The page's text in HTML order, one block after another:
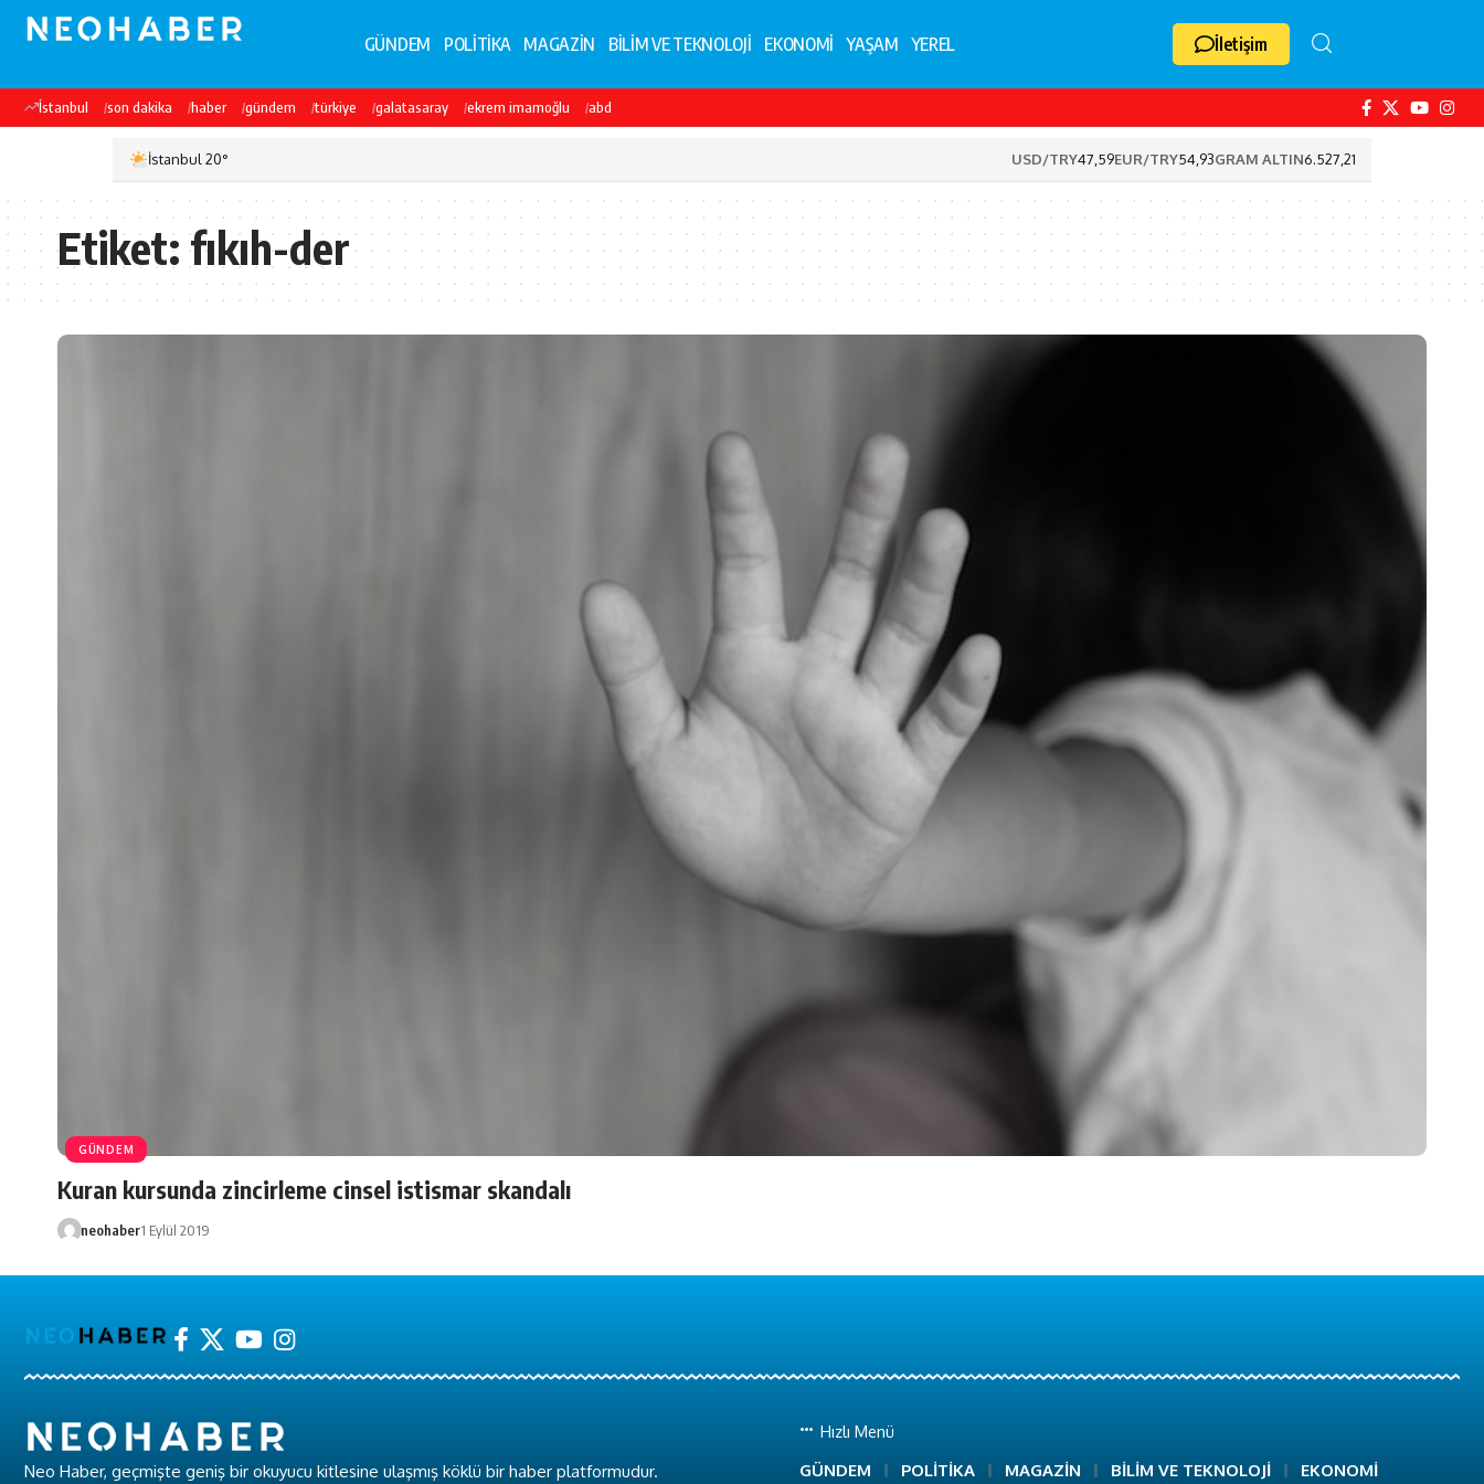
GÜNDEM POLİTİKA MAGAZİN BİLİM VE TEKNOLOJİ EKONOMİ YAŞAM YEREL İletişim
İstanbul son dakika haber gündem türkiye galatasaray ekrem imamoğlu abd
İstanbul 20° USD/TRY47,59EUR/TRY54,93GRAM ALTIN6.527,21
Etiket:fıkıh-der
GÜNDEM
Kuran kursunda zincirleme cinsel istismar skandalı
neohaber1 Eylül 2019
Neo Haber, geçmişte geniş bir okuyucu kitlesine ulaşmış köklü bir haber platformudur.
Hızlı Menü
GÜNDEM POLİTİKA MAGAZİN BİLİM VE TEKNOLOJİ EKONOMİ